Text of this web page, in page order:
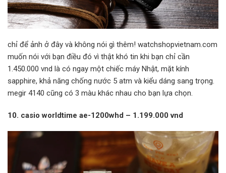
chỉ để ảnh ở đây và không nói gì thêm! watchshopvietnam.com
muốn nói với bạn điều đó vì thật khó tin khi bạn chỉ cần
1.450.000 vnd là có ngay một chiếc máy Nhật, mặt kính
sapphire, khả năng chống nước 5 atm và kiểu dáng sang trọng.
megir 4140 cũng có 3 màu khác nhau cho bạn lựa chọn.
10. casio worldtime ae-1200whd – 1.199.000 vnd